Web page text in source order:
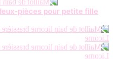
plusieurs
Les
peuvent
pièces pour petite fille